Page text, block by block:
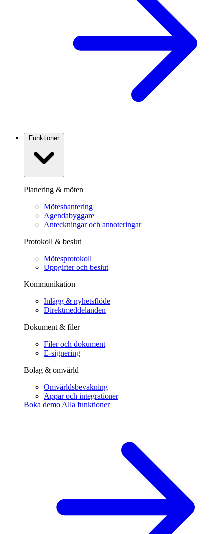
Funktioner
Planering & möten
Möteshantering
Agendabyggare
Anteckningar och annoteringar
Protokoll & beslut
Mötesprotokoll
Uppgifter och beslut
Kommunikation
Inlägg & nyhetsflöde
Direktmeddelanden
Dokument & filer
Filer och dokument
E-signering
Bolag & omvärld
Omvärldsbevakning
Appar och integrationer
Boka demo Alla funktioner